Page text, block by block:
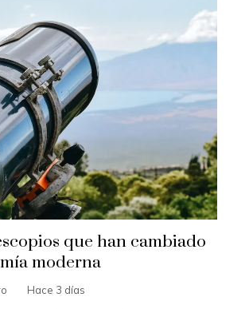
que han cambiado
moderna
Hace 3 días